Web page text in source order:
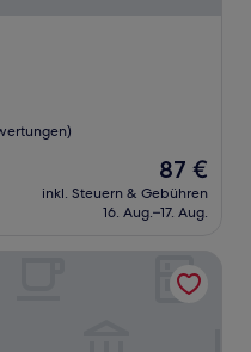
Der
Preis
beträgt
87 €
inkl. Steuern & Gebühren
16. Aug.–17. Aug.